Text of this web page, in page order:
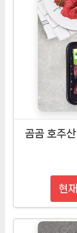
곰곰 호주
현